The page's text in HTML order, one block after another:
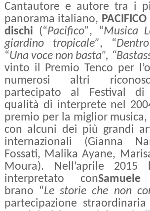
Cantautore e autore tra i
panorama italiano,
dischi (“Pacifico”, “Musica
giardino tropicale”, “
“Una voce non basta”,
vinto il Premio Tenco per
numerosi altri
partecipato al Festival di
qualità di interprete nel
premio per la miglior
con alcuni dei più grandi
internazionali (Gianna
Fossati, Malika Ayane,
Moura). Nell’aprile
interpretato con
brano “Le storie che non
partecipazione